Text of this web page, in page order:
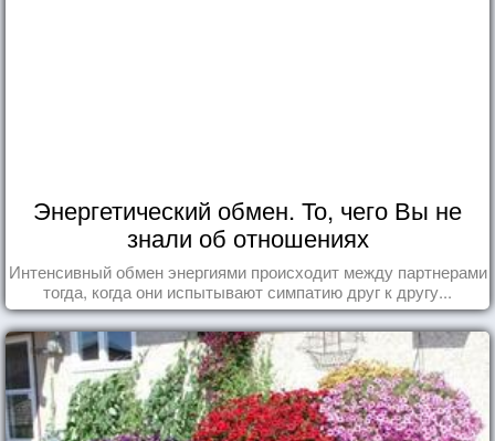
Энергетический обмен. То, чего Вы не
знали об отношениях
Интенсивный обмен энергиями происходит между партнерами
тогда, когда они испытывают симпатию друг к другу...